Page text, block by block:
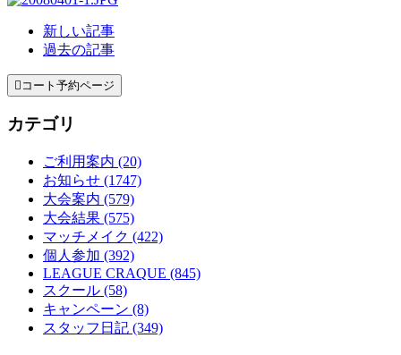
新しい記事
過去の記事
 コート予約ページ
カテゴリ
ご利用案内 (20)
お知らせ (1747)
大会案内 (579)
大会結果 (575)
マッチメイク (422)
個人参加 (392)
LEAGUE CRAQUE (845)
スクール (58)
キャンペーン (8)
スタッフ日記 (349)